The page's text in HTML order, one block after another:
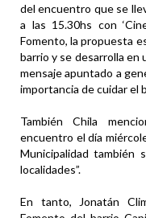
del encuentro que se
a las 15.30hs con
Fomento, la propuesta
barrio y se desarrolla
mensaje apuntado a
importancia de cuidar el
También Chila
encuentro el día
Municipalidad también
localidades”.
En tanto, Jonatán